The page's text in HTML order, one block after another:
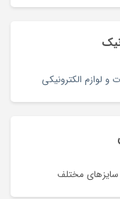
و لوازم الکترونیکی
سایزهای مختلف